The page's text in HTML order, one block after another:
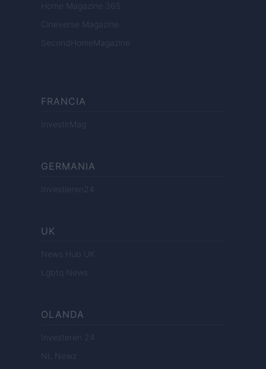
Home Magazine 365
Cineverse Magazine
SecondHomeMagazine
FRANCIA
InvestirMag
GERMANIA
Investieren24
UK
News Hub UK
Lgbtq News
OLANDA
Investeren 24
NL Newz